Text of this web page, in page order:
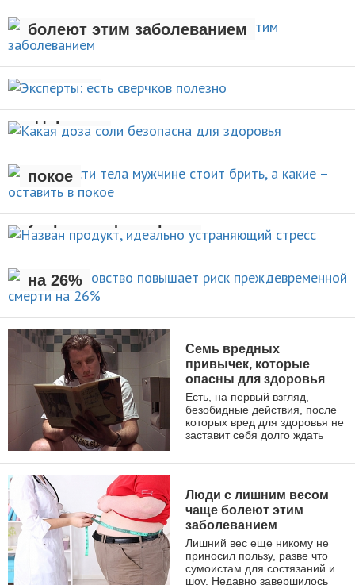
болеют этим заболеванием
НОВОСТИ
Эксперты: есть сверчков
полезно
НОВОСТИ
Какая доза соли безопасна для
здоровья
НОВОСТИ
Какие части тела мужчине стоит
брить, а какие – оставить в
покое
УХОД ЗА СОБОЙ
Назван продукт, идеально
устраняющий стресс
НОВОСТИ
Раннее отцовство повышает
риск преждевременной смерти
на 26%
НОВОСТИ
ЗДОРОВЫЙ ОБРАЗ ЖИЗНИ
Семь вредных
привычек, которые
опасны для здоровья
Есть, на первый взгляд,
безобидные действия, после
которых вред для здоровья не
заставит себя долго ждать
Люди с лишним весом
чаще болеют этим
заболеванием
Лишний вес еще никому не
приносил пользу, разве что
сумоистам для состязаний и
шоу. Недавно завершилось